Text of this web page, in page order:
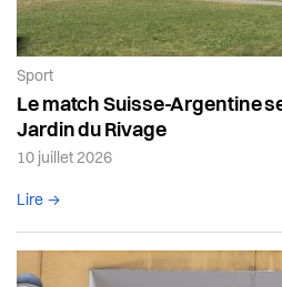
Article de la catégorie:
Sport
Le match Suisse-Argentine
Jardin du Rivage
10 juillet 2026
Lire →